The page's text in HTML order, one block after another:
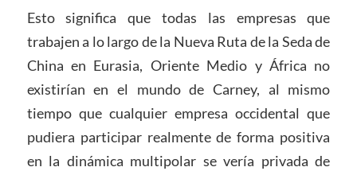
Esto significa que todas las empresas que
trabajen a lo largo de la Nueva Ruta de la Seda de
China en Eurasia, Oriente Medio y África no
existirían en el mundo de Carney, al mismo
tiempo que cualquier empresa occidental que
pudiera participar realmente de forma positiva
en la dinámica multipolar se vería privada de